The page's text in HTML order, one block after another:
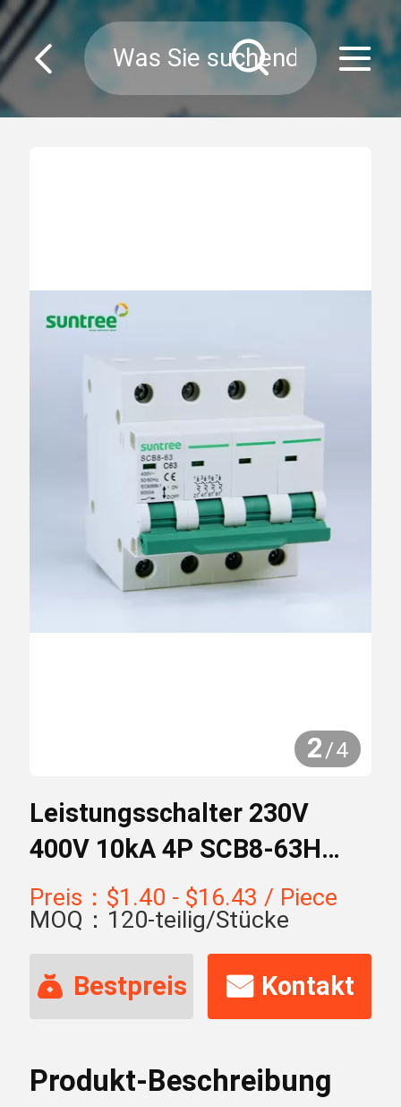
2/4
Leistungsschalter 230V
400V 10kA 4P SCB8-63H
MCB
Preis：$1.40 - $16.43 / Piece
MOQ：120-teilig/Stücke
Bestpreis Kontakt
Produkt-Beschreibung